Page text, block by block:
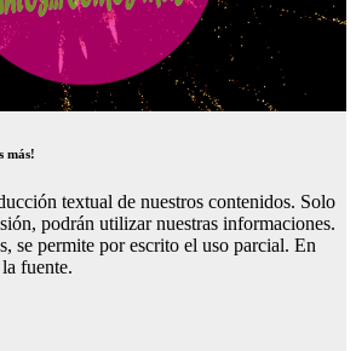
más!
textual de nuestros contenidos. Solo
podrán utilizar nuestras informaciones.
se permite por escrito el uso parcial. En
fuente.